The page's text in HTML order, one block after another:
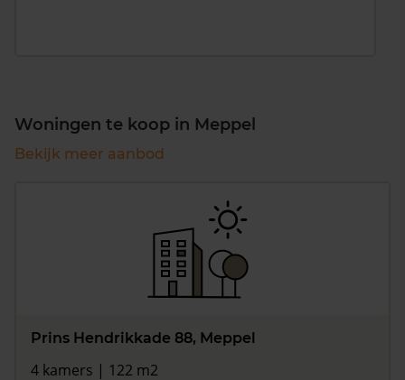
Woningen te koop in Meppel
Bekijk meer aanbod
Prins Hendrikkade 88, Meppel
4 kamers | 122 m2